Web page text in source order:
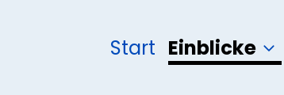
Start Einblicke